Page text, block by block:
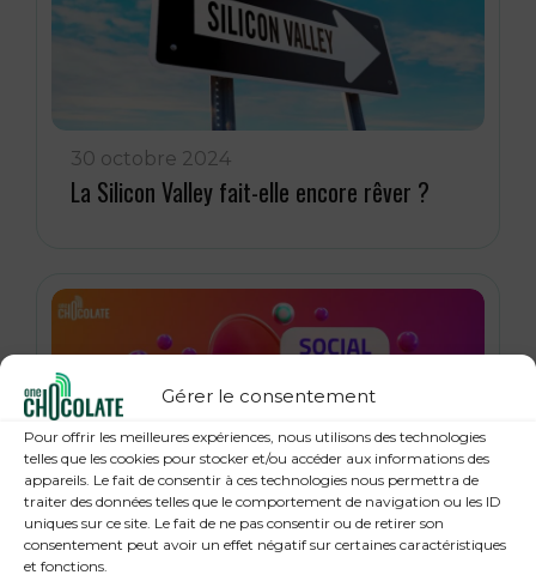
Gérer le consentement
Pour offrir les meilleures expériences, nous utilisons des technologies
telles que les cookies pour stocker et/ou accéder aux informations des
appareils. Le fait de consentir à ces technologies nous permettra de
traiter des données telles que le comportement de navigation ou les ID
uniques sur ce site. Le fait de ne pas consentir ou de retirer son
consentement peut avoir un effet négatif sur certaines caractéristiques
et fonctions.
30 octobre 2024
La Silicon Valley fait-elle encore rêver ?
16 octobre 2024
Social selling : 7 bonnes pratiques pour